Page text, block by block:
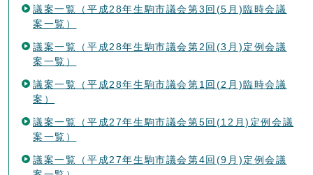
議案一覧（平成28年生駒市議会第3回(5月)臨時会議
案一覧）
議案一覧（平成28年生駒市議会第2回(3月)定例会議
案一覧）
議案一覧（平成28年生駒市議会第1回(2月)臨時会議
案）
議案一覧（平成27年生駒市議会第5回(12月)定例会議
案一覧）
議案一覧（平成27年生駒市議会第4回(9月)定例会議